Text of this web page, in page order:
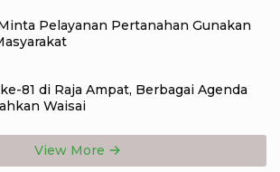
Pelayanan Pertanahan Gunakan
81 di Raja Ampat, Berbagai Agenda
Waisai
View More